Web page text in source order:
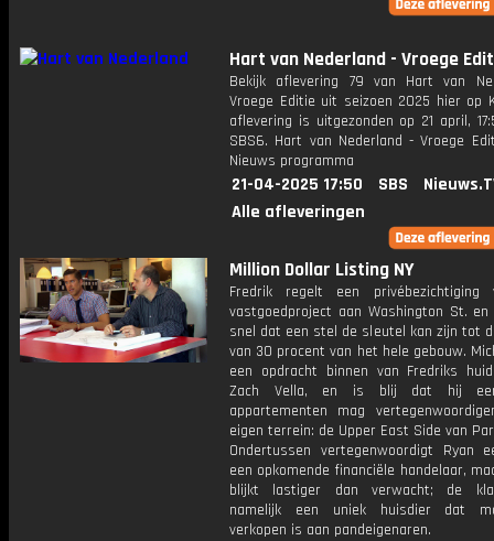
Hart van Nederland - Vroege
Bekijk aflevering 79 van Hart van
Vroege Editie uit seizoen 2025 hier op
aflevering is uitgezonden op 21 april,
SBS6. Hart van Nederland - Vroege
Nieuws programma
21-04-2025 17:50 SBS
Alle afleveringen
Million Dollar Listing NY
Fredrik regelt een privébezichtiging
vastgoedproject aan Washington St.
snel dat een stel de sleutel kan zijn tot
van 30 procent van het hele gebouw.
een opdracht binnen van Fredriks
Zach Vella, en is blij dat hij
appartementen mag
eigen terrein: de Upper East Side van
Ondertussen vertegenwoordigt Ryan
een opkomende financiële handelaar,
blijkt lastiger dan verwacht; de
namelijk een uniek huisdier dat
verkopen is aan pandeigenaren.